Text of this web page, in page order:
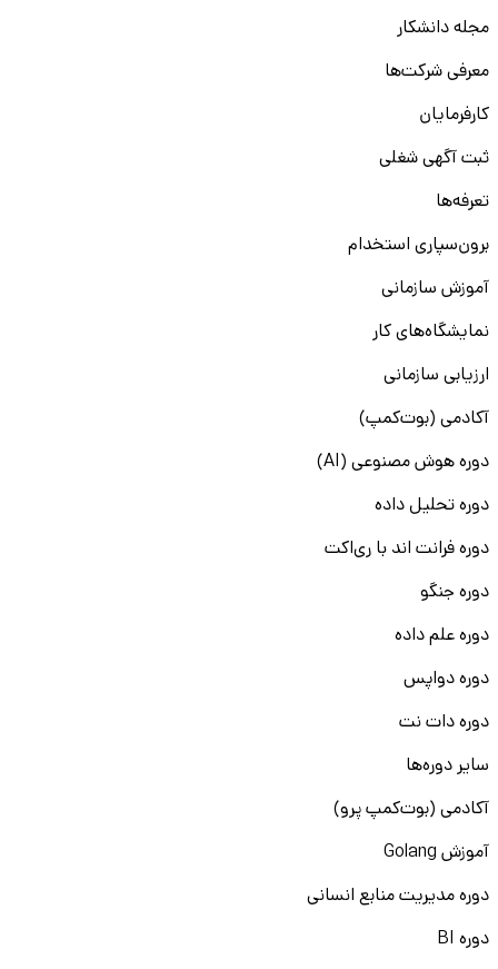
مجله دانشکار
معرفی شرکت‌ها
کارفرمایان
ثبت آگهی شغلی
تعرفه‌ها
برون‌سپاری استخدام
آموزش سازمانی
نمایشگاه‌های کار
ارزیابی سازمانی
آکادمی (بوت‌کمپ)
دوره هوش مصنوعی (AI)
دوره تحلیل داده
دوره فرانت اند با ری‌اکت
دوره جنگو
دوره علم داده
دوره دواپس
دوره دات نت
سایر دوره‌ها
آکادمی (بوت‌کمپ پرو)
آموزش Golang
دوره مدیریت منابع انسانی
دوره BI